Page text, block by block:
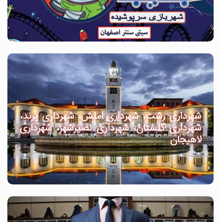
شهرداری رشت، شهرداری املش، شهرداری پرند،
شهرداری گلستان، شهرداری نصیرشهر، شهرداری
لاهیجان